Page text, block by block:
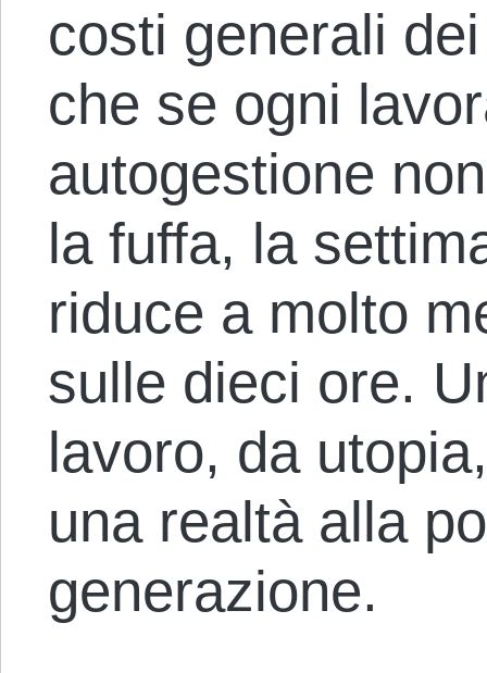
costi generali
che se ogni
autogestione
la fuffa, la
riduce a molto
sulle dieci ore.
lavoro, da
una realtà alla
generazione.